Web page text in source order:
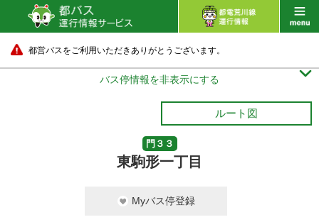
都営バスをご利用いただきありがとうございます。
バス停情報を非表示にする 
ルート図
門３３
東駒形一丁目
Myバス停登録